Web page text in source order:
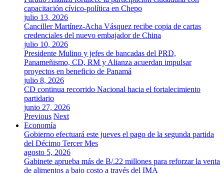
capacitación cívico-política en Chepo
julio 13, 2026
Canciller Martínez-Acha Vásquez recibe copia de cartas
credenciales del nuevo embajador de China
julio 10, 2026
Presidente Mulino y jefes de bancadas del PRD,
Panameñismo, CD, RM y Alianza acuerdan impulsar
proyectos en beneficio de Panamá
julio 8, 2026
CD continua recorrido Nacional hacia el fortalecimiento
partidario
junio 27, 2026
Previous Next
Economía
Gobierno efectuará este jueves el pago de la segunda partida
del Décimo Tercer Mes
agosto 5, 2026
Gabinete aprueba más de B/.22 millones para reforzar la venta
de alimentos a bajo costo a través del IMA